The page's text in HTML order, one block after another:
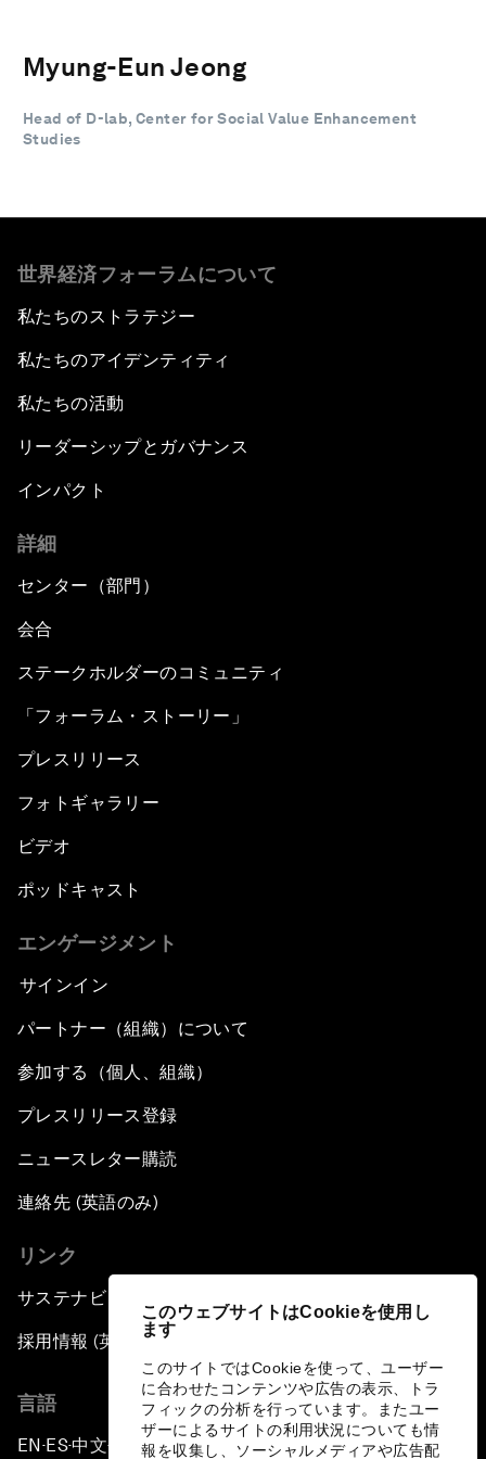
このウェブサイトはCookieを使用し
ます
このサイトではCookieを使って、ユーザー
に合わせたコンテンツや広告の表示、トラ
フィックの分析を行っています。またユー
ザーによるサイトの利用状況についても情
報を収集し、ソーシャルメディアや広告配
Myung-Eun Jeong
Head of D-lab, Center for Social Value Enhancement
Studies
世界経済フォーラムについて
私たちのストラテジー
私たちのアイデンティティ
私たちの活動
リーダーシップとガバナンス
インパクト
詳細
センター（部門）
会合
ステークホルダーのコミュニティ
「フォーラム・ストーリー」
プレスリリース
フォトギャラリー
ビデオ
ポッドキャスト
エンゲージメント
サインイン
パートナー（組織）について
参加する（個人、組織）
プレスリリース登録
ニュースレター購読
連絡先 (英語のみ)
リンク
サステナビリティへの取り組み
採用情報 (英語のみ)
言語
EN ▪ES▪中文▪ 日本語